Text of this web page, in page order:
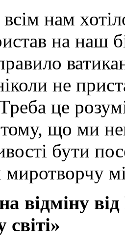
нам
на наш
не
це
що ми
бути
миротворчу
відміну від